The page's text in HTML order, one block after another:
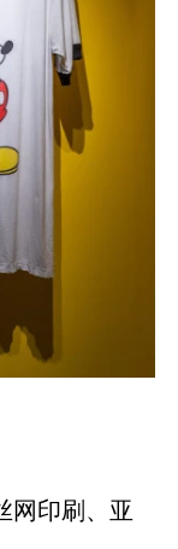
网印刷、亚